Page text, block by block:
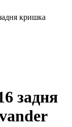
кришка
задня